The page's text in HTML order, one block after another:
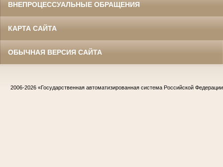
ВНЕПРОЦЕССУАЛЬНЫЕ ОБРАЩЕНИЯ
КАРТА САЙТА
ОБЫЧНАЯ ВЕРСИЯ САЙТА
2006-2026 «Государственная автоматизированная система Российской